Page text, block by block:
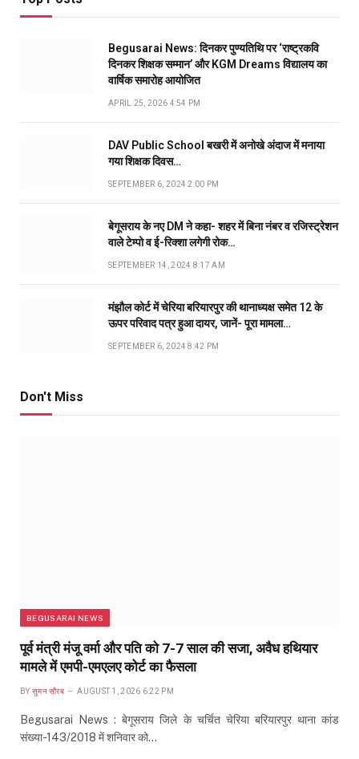
Begusarai News: दिनकर पुण्यतिथि पर ‘राष्ट्रकवि
दिनकर शिक्षक सम्मान’ और KGM Dreams विद्यालय का
वार्षिक समारोह आयोजित
APRIL 25, 2026 4:54 PM
DAV Public School बखरी में अनोखे अंदाज में मनाया
गया शिक्षक दिवस…
SEPTEMBER 6, 2024 2:00 PM
बेगूसराय के नए DM ने कहा- शहर में बिना नंबर व रजिस्ट्रेशन
वाले टेम्पो व ई-रिक्शा लगेगी रोक…
SEPTEMBER 14, 2024 8:17 AM
मंझौल कोर्ट में चेरिया बरियारपुर की थानाध्यक्ष समेत 12 के
ऊपर परिवाद पत्र हुआ दायर, जानें- पूरा मामला…
SEPTEMBER 6, 2024 8:42 PM
Don't Miss
BEGUSARAI NEWS
पूर्व मंत्री मंजू वर्मा और पति को 7-7 साल की सजा, अवैध हथियार
मामले में एमपी-एमएलए कोर्ट का फैसला
BY सुमन सौरब AUGUST 1, 2026 6:22 PM
Begusarai News : बेगूसराय जिले के चर्चित चेरिया बरियारपुर थाना कांड
संख्या-143/2018 में शनिवार को…